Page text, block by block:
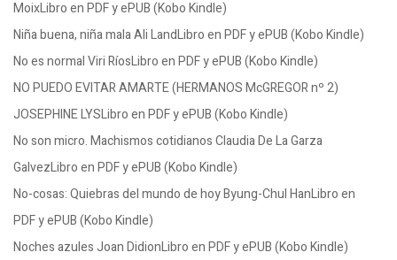
MoixLibro en PDF y ePUB (Kobo Kindle)
Niña buena, niña mala Ali LandLibro en PDF y ePUB (Kobo Kindle)
No es normal Viri RíosLibro en PDF y ePUB (Kobo Kindle)
NO PUEDO EVITAR AMARTE (HERMANOS McGREGOR nº 2)
JOSEPHINE LYSLibro en PDF y ePUB (Kobo Kindle)
No son micro. Machismos cotidianos Claudia De La Garza
GalvezLibro en PDF y ePUB (Kobo Kindle)
No-cosas: Quiebras del mundo de hoy Byung-Chul HanLibro en
PDF y ePUB (Kobo Kindle)
Noches azules Joan DidionLibro en PDF y ePUB (Kobo Kindle)